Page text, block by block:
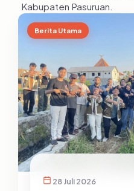
Kabupaten Pasuruan.
Berita Utama
28 Juli 2026